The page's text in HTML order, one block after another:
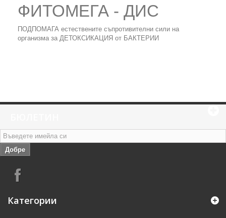
ФИТОМЕГА - ДИС
ПОДПОМАГА естествените съпротивителни сили на
организма за ДЕТОКСИКАЦИЯ от БАКТЕРИИ
Добре
Категории